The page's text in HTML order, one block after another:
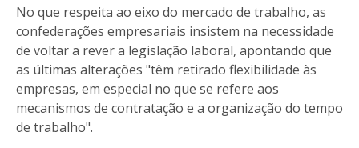
No que respeita ao eixo do mercado de trabalho, as
confederações empresariais insistem na necessidade
de voltar a rever a legislação laboral, apontando que
as últimas alterações "têm retirado flexibilidade às
empresas, em especial no que se refere aos
mecanismos de contratação e a organização do tempo
de trabalho".